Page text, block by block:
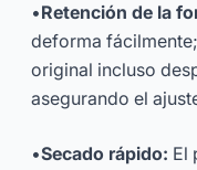
•Retención de la
deforma
original incluso
asegurando el
•Secado rápido: El